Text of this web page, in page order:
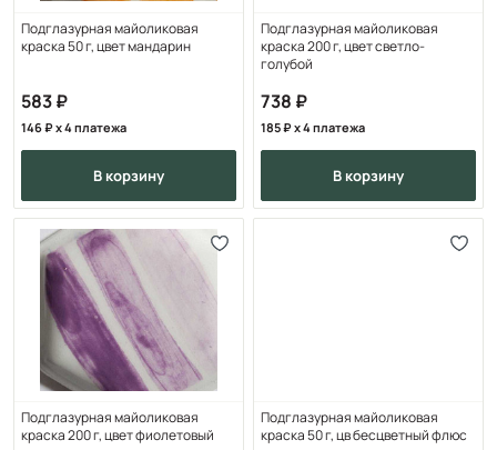
Подглазурная майоликовая
краска 50 г, цвет мандарин
583
146 x 4 платежа
в корзину
Подглазурная майоликовая
краска 200 г, цвет светло-
голубой
738
185 x 4 платежа
в корзину
Подглазурная майоликовая
краска 200 г, цвет фиолетовый
Подглазурная майоликовая
краска 50 г, цв бесцветный флюс